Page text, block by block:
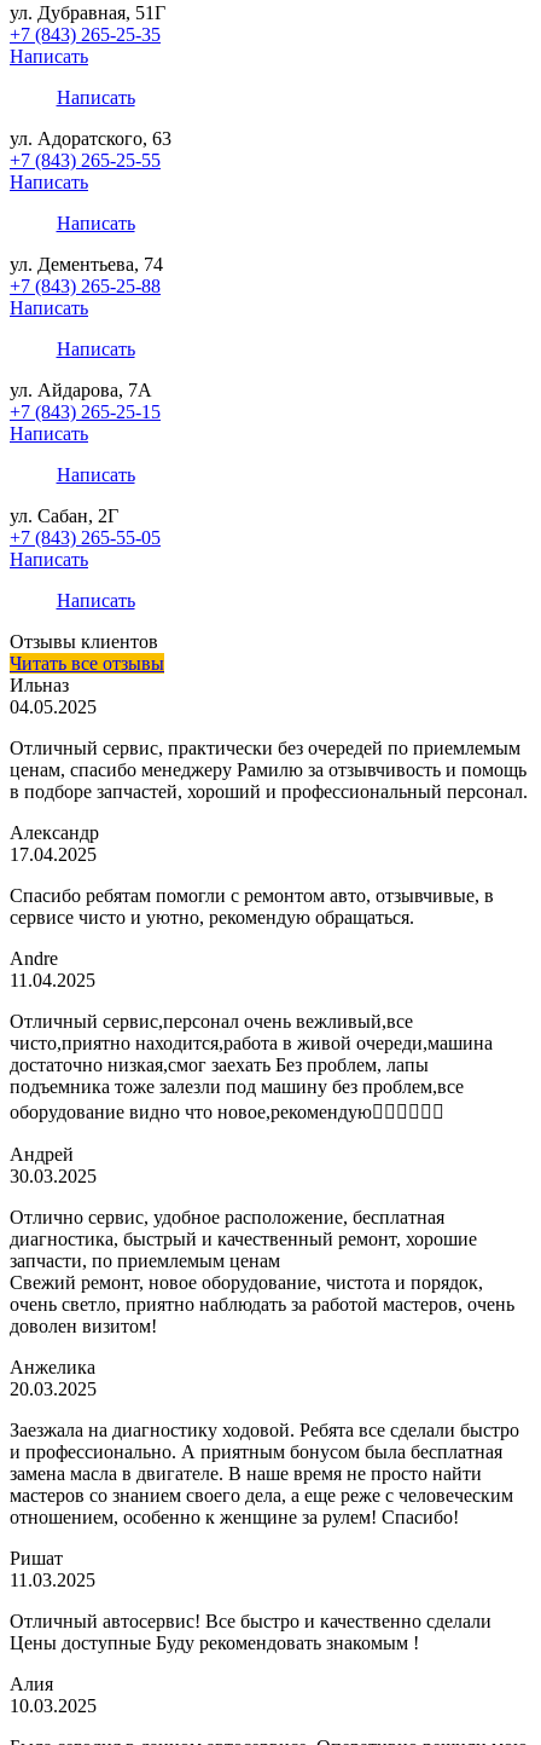
ул. Дубравная, 51Г
+7 (843) 265-25-35
Написать
Написать
ул. Адоратского, 63
+7 (843) 265-25-55
Написать
Написать
ул. Дементьева, 74
+7 (843) 265-25-88
Написать
Написать
ул. Айдарова, 7А
+7 (843) 265-25-15
Написать
Написать
ул. Сабан, 2Г
+7 (843) 265-55-05
Написать
Написать
Отзывы клиентов
Читать все отзывы
Ильназ
04.05.2025
Отличный сервис, практически без очередей по приемлемым
ценам, спасибо менеджеру Рамилю за отзывчивость и помощь
в подборе запчастей, хороший и профессиональный персонал.
Александр
17.04.2025
Спасибо ребятам помогли с ремонтом авто, отзывчивые, в
сервисе чисто и уютно, рекомендую обращаться.
Andre
11.04.2025
Отличный сервис,персонал очень вежливый,все
чисто,приятно находится,работа в живой очереди,машина
достаточно низкая,смог заехать Без проблем, лапы
подъемника тоже залезли под машину без проблем,все
оборудование видно что новое,рекомендую👍🏼👍🏼👍🏼
Андрей
30.03.2025
Отлично сервис, удобное расположение, бесплатная
диагностика, быстрый и качественный ремонт, хорошие
запчасти, по приемлемым ценам
Свежий ремонт, новое оборудование, чистота и порядок,
очень светло, приятно наблюдать за работой мастеров, очень
доволен визитом!
Анжелика
20.03.2025
Заезжала на диагностику ходовой. Ребята все сделали быстро
и профессионально. А приятным бонусом была бесплатная
замена масла в двигателе. В наше время не просто найти
мастеров со знанием своего дела, а еще реже с человеческим
отношением, особенно к женщине за рулем! Спасибо!
Ришат
11.03.2025
Отличный автосервис! Все быстро и качественно сделали
Цены доступные Буду рекомендовать знакомым !
Алия
10.03.2025